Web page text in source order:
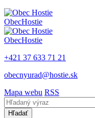
ObecHostie
ObecHostie
+421 37 633 71 21
obecnyurad@hostie.sk
Mapa webu RSS
Hľadať